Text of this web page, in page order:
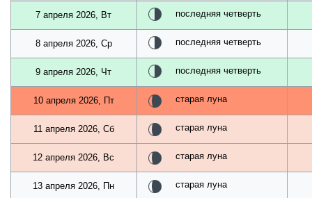
7 апреля 2026, Вт последняя четверть
8 апреля 2026, Ср последняя четверть
9 апреля 2026, Чт последняя четверть
10 апреля 2026, Пт старая луна
11 апреля 2026, Сб старая луна
12 апреля 2026, Вс старая луна
13 апреля 2026, Пн старая луна